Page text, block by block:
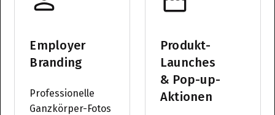
Employer
Branding
Professionelle
Ganzkörper-Fotos
Produkt-
Launches
& Pop-up-
Aktionen